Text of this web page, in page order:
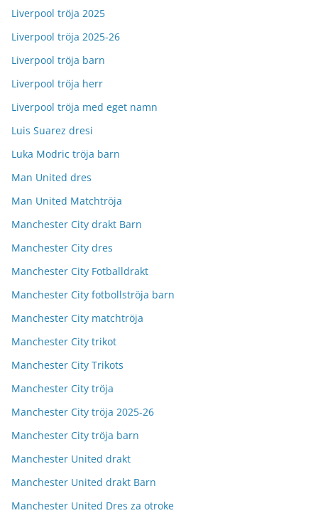
Liverpool tröja 2025
Liverpool tröja 2025-26
Liverpool tröja barn
Liverpool tröja herr
Liverpool tröja med eget namn
Luis Suarez dresi
Luka Modric tröja barn
Man United dres
Man United Matchtröja
Manchester City drakt Barn
Manchester City dres
Manchester City Fotballdrakt
Manchester City fotbollströja barn
Manchester City matchtröja
Manchester City trikot
Manchester City Trikots
Manchester City tröja
Manchester City tröja 2025-26
Manchester City tröja barn
Manchester United drakt
Manchester United drakt Barn
Manchester United Dres za otroke